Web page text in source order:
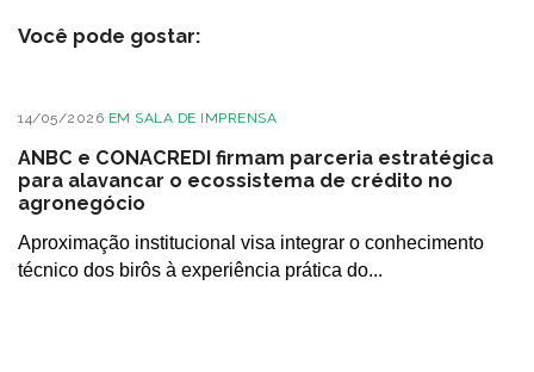
Você pode gostar:
14/05/2026 EM SALA DE IMPRENSA
ANBC e CONACREDI firmam parceria estratégica
para alavancar o ecossistema de crédito no
agronegócio
Aproximação institucional visa integrar o conhecimento
técnico dos birôs à experiência prática do...